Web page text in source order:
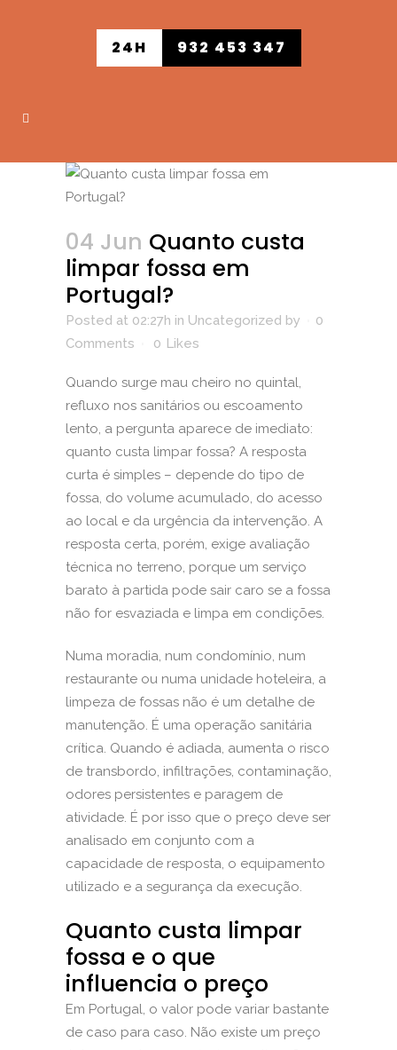
24H 932 453 347
04 Jun Quanto custa
limpar fossa em
Portugal?
Posted at 02:27h in Uncategorized by
0
Comments
0 Likes
Quando surge mau cheiro no quintal,
refluxo nos sanitários ou escoamento
lento, a pergunta aparece de imediato:
quanto custa limpar fossa? A resposta
curta é simples – depende do tipo de
fossa, do volume acumulado, do acesso
ao local e da urgência da intervenção. A
resposta certa, porém, exige avaliação
técnica no terreno, porque um serviço
barato à partida pode sair caro se a fossa
não for esvaziada e limpa em condições.
Numa moradia, num condomínio, num
restaurante ou numa unidade hoteleira, a
limpeza de fossas não é um detalhe de
manutenção. É uma operação sanitária
crítica. Quando é adiada, aumenta o risco
de transbordo, infiltrações, contaminação,
odores persistentes e paragem de
atividade. É por isso que o preço deve ser
analisado em conjunto com a
capacidade de resposta, o equipamento
utilizado e a segurança da execução.
Quanto custa limpar
fossa e o que
influencia o preço
Em Portugal, o valor pode variar bastante
de caso para caso. Não existe um preço